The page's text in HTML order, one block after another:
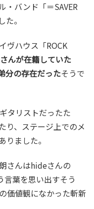
・バンド「＝SAVER
。
ヴハウス「ROCK
んが在籍していた
分の存在だったそうで
タリストだったた
り、ステージ上でのメ
りました。
さんはhideさんの
言葉を思い出すそう
価値観になかった斬新